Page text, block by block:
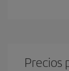
Precios